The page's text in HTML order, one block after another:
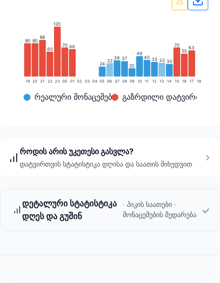
80
19
80
20
88
21
60
22
120
23
70
00
66
01 02 03 04
24
05
32
06
39
07
37
08
20
09
49
10
40
11
35
12
33
13
30
14
70
15
55
16
63
17 18
რეალური მონაცემები გაზრდილი დატვირთვა
როდის არის უკეთესი გასვლა?
დატვირთვის სტატისტიკა დღისა და საათის მიხედვით
დეტალური სტატისტიკა
დღეს და გუშინ
· პიკის საათები ·
მონაცემების შედარება